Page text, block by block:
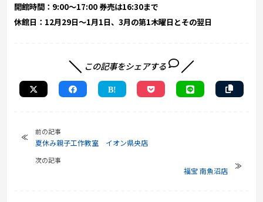
開館時間：9:00～17:00 券売は16:30まで
休館日：12月29日～1月1日、3月の第1木曜日とその翌日
この記事をシェアする
前の記事
夏休み親子工作教室 イオン県央店
次の記事
福宝 南魚沼店